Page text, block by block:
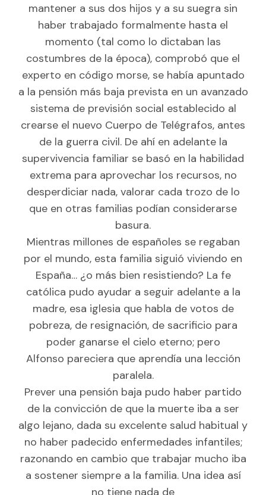
mantener a sus dos hijos y a su suegra sin
haber trabajado formalmente hasta el
momento (tal como lo dictaban las
costumbres de la época), comprobó que el
experto en código morse, se había apuntado
a la pensión más baja prevista en un avanzado
sistema de previsión social establecido al
crearse el nuevo Cuerpo de Telégrafos, antes
de la guerra civil. De ahí en adelante la
supervivencia familiar se basó en la habilidad
extrema para aprovechar los recursos, no
desperdiciar nada, valorar cada trozo de lo
que en otras familias podían considerarse
basura.
Mientras millones de españoles se regaban
por el mundo, esta familia siguió viviendo en
España… ¿o más bien resistiendo? La fe
católica pudo ayudar a seguir adelante a la
madre, esa iglesia que habla de votos de
pobreza, de resignación, de sacrificio para
poder ganarse el cielo eterno; pero
Alfonso pareciera que aprendía una lección
paralela.
Prever una pensión baja pudo haber partido
de la convicción de que la muerte iba a ser
algo lejano, dada su excelente salud habitual y
no haber padecido enfermedades infantiles;
razonando en cambio que trabajar mucho iba
a sostener siempre a la familia. Una idea así